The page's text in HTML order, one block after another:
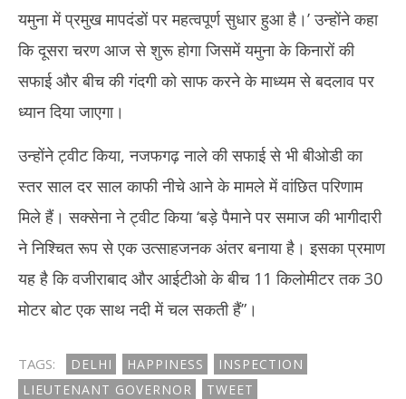
यमुना में प्रमुख मापदंडों पर महत्वपूर्ण सुधार हुआ है।’ उन्होंने कहा
कि दूसरा चरण आज से शुरू होगा जिसमें यमुना के किनारों की
सफाई और बीच की गंदगी को साफ करने के माध्यम से बदलाव पर
ध्यान दिया जाएगा।
उन्होंने ट्वीट किया, नजफगढ़ नाले की सफाई से भी बीओडी का
स्तर साल दर साल काफी नीचे आने के मामले में वांछित परिणाम
मिले हैं। सक्सेना ने ट्वीट किया ‘बड़े पैमाने पर समाज की भागीदारी
ने निश्चित रूप से एक उत्साहजनक अंतर बनाया है। इसका प्रमाण
यह है कि वजीराबाद और आईटीओ के बीच 11 किलोमीटर तक 30
मोटर बोट एक साथ नदी में चल सकती हैं”।
TAGS: DELHI HAPPINESS
INSPECTION
LIEUTENANT GOVERNOR
TWEET